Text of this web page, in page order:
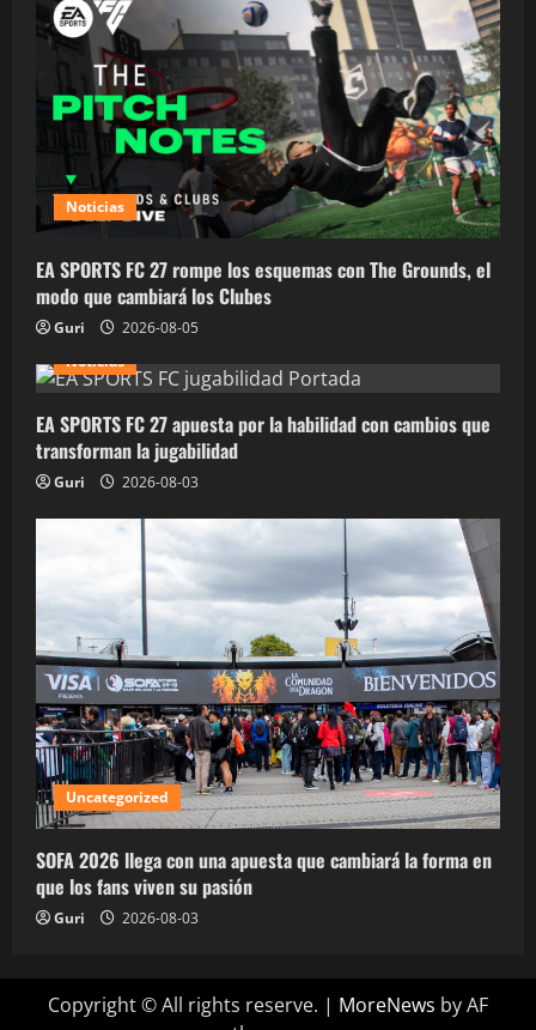
Noticias
EA SPORTS FC 27 rompe los esquemas con The Grounds, el
modo que cambiará los Clubes
Guri
2026-08-05
Noticias
EA SPORTS FC 27 apuesta por la habilidad con cambios que
transforman la jugabilidad
Guri 2026-08-03
Uncategorized
SOFA 2026 llega con una apuesta que cambiará la forma en
que los fans viven su pasión
Guri 2026-08-03
Copyright © All rights reserve. | MoreNews by AF